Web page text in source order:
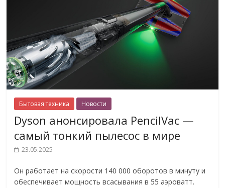
Бытовая техника Новости
Dyson анонсировала PencilVac —
самый тонкий пылесос в мире
23.05.2025
Он работает на скорости 140 000 оборотов в минуту и
обеспечивает мощность всасывания в 55 аэроватт.